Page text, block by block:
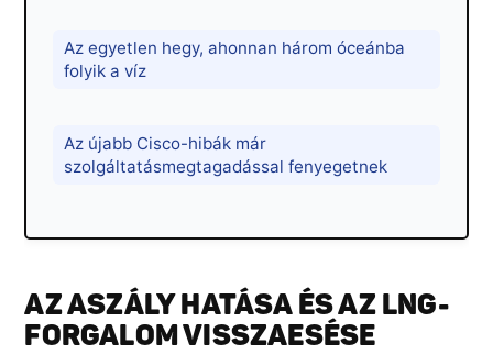
Az egyetlen hegy, ahonnan három óceánba
folyik a víz
Az újabb Cisco-hibák már
szolgáltatásmegtagadással fenyegetnek
AZ ASZÁLY HATÁSA ÉS AZ LNG-
FORGALOM VISSZAESÉSE